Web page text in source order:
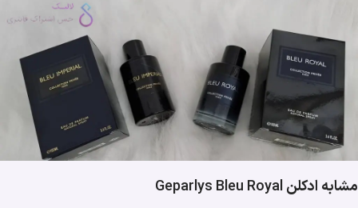
مشابه ادکلنGeparlys Bleu Royal